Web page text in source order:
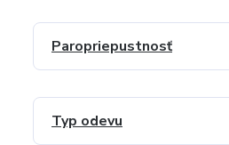
Paropriepustnosť
Typ odevu